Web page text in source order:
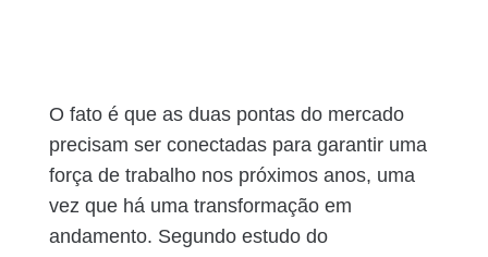
O fato é que as duas pontas do mercado
precisam ser conectadas para garantir uma
força de trabalho nos próximos anos, uma
vez que há uma transformação em
andamento. Segundo estudo do